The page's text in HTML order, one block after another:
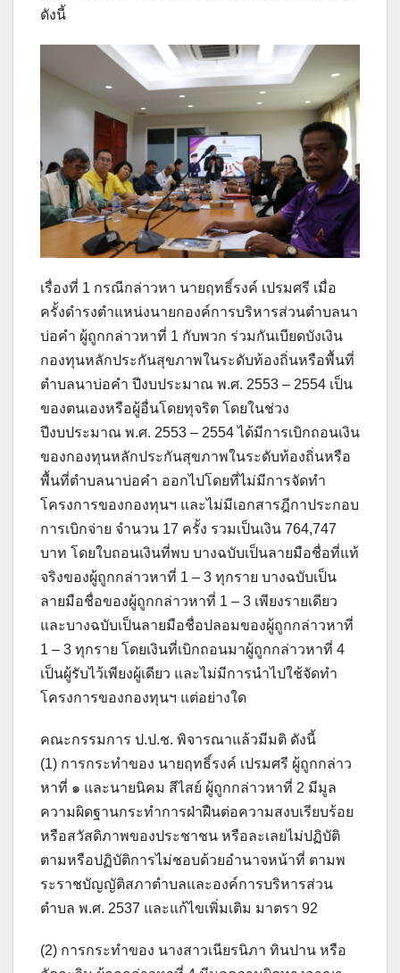
ดังนี้
เรื่องที่ 1 กรณีกล่าวหา นายฤทธิ์รงค์ เปรมศรี เมื่อ
ครั้งดำรงตำแหน่งนายกองค์การบริหารส่วนตำบลนา
บ่อคำ ผู้ถูกกล่าวหาที่ 1 กับพวก ร่วมกันเบียดบังเงิน
กองทุนหลักประกันสุขภาพในระดับท้องถิ่นหรือพื้นที่
ตำบลนาบ่อคำ ปีงบประมาณ พ.ศ. 2553 – 2554 เป็น
ของตนเองหรือผู้อื่นโดยทุจริต โดยในช่วง
ปีงบประมาณ พ.ศ. 2553 – 2554 ได้มีการเบิกถอนเงิน
ของกองทุนหลักประกันสุขภาพในระดับท้องถิ่นหรือ
พื้นที่ตำบลนาบ่อคำ ออกไปโดยที่ไม่มีการจัดทำ
โครงการของกองทุนฯ และไม่มีเอกสารฎีกาประกอบ
การเบิกจ่าย จำนวน 17 ครั้ง รวมเป็นเงิน 764,747
บาท โดยใบถอนเงินที่พบ บางฉบับเป็นลายมือชื่อที่แท้
จริงของผู้ถูกกล่าวหาที่ 1 – 3 ทุกราย บางฉบับเป็น
ลายมือชื่อของผู้ถูกกล่าวหาที่ 1 – 3 เพียงรายเดียว
และบางฉบับเป็นลายมือชื่อปลอมของผู้ถูกกล่าวหาที่
1 – 3 ทุกราย โดยเงินที่เบิกถอนมาผู้ถูกกล่าวหาที่ 4
เป็นผู้รับไว้เพียงผู้เดียว และไม่มีการนำไปใช้จัดทำ
โครงการของกองทุนฯ แต่อย่างใด
คณะกรรมการ ป.ป.ช. พิจารณาแล้วมีมติ ดังนี้
(1) การกระทำของ นายฤทธิ์รงค์ เปรมศรี ผู้ถูกกล่าว
หาที่ ๑ และนายนิคม สีไสย์ ผู้ถูกกล่าวหาที่ 2 มีมูล
ความผิดฐานกระทำการฝ่าฝืนต่อความสงบเรียบร้อย
หรือสวัสดิภาพของประชาชน หรือละเลยไม่ปฏิบัติ
ตามหรือปฏิบัติการไม่ชอบด้วยอำนาจหน้าที่ ตามพ
ระราชบัญญัติสภาตำบลและองค์การบริหารส่วน
ตำบล พ.ศ. 2537 และแก้ไขเพิ่มเติม มาตรา 92
(2) การกระทำของ นางสาวเนียรนิภา ทินปาน หรือ